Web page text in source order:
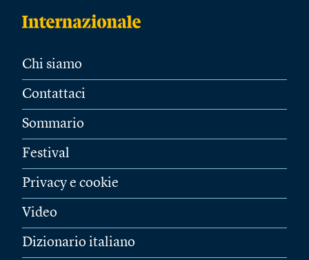
Chi siamo
Contattaci
Sommario
Festival
Privacy e cookie
Video
Dizionario italiano